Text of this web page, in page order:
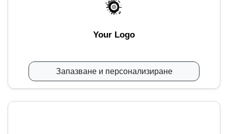
Your Logo
Запазване и персонализиране